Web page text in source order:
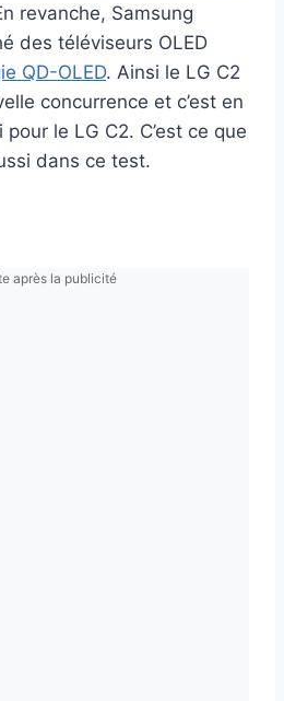
revanche, Samsung
des téléviseurs OLED
QD-OLED. Ainsi le LG C2
concurrence et c’est en
le LG C2. C’est ce que
dans ce test.
après la publicité